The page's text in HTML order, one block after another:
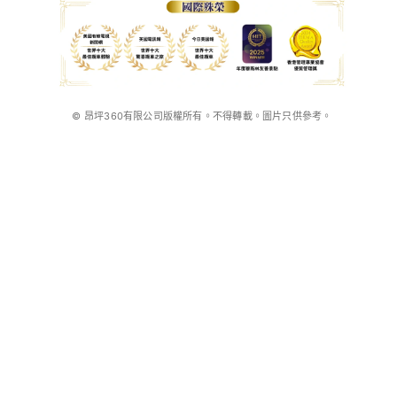
© 昂坪360有限公司版權所有。不得轉載。圖片只供參考。